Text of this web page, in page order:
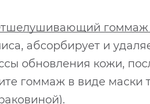
гоммаж
абсорбирует и
обновления кожи,
гоммаж в виде маски